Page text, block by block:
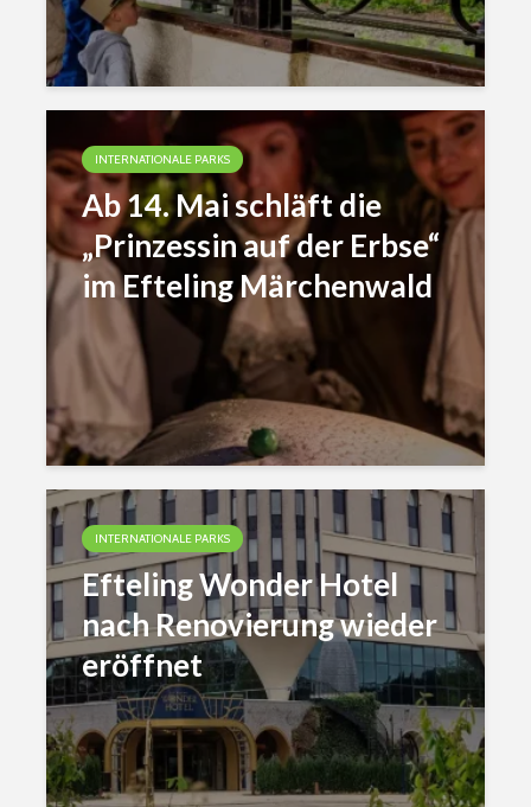
INTERNATIONALE PARKS
Ab 14. Mai schläft die
„Prinzessin auf der Erbse“
im Efteling Märchenwald
INTERNATIONALE PARKS
Efteling Wonder Hotel
nach Renovierung wieder
eröffnet